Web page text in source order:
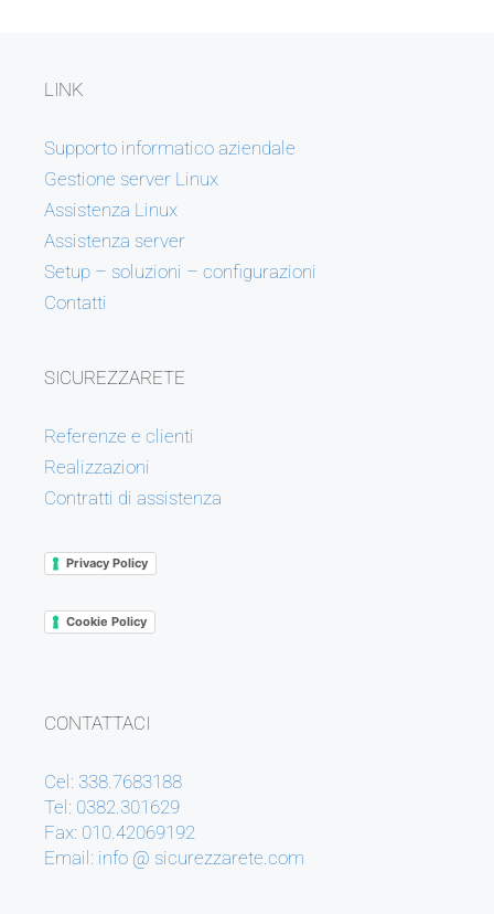
LINK
Supporto informatico aziendale
Gestione server Linux
Assistenza Linux
Assistenza server
Setup – soluzioni – configurazioni
Contatti
SICUREZZARETE
Referenze e clienti
Realizzazioni
Contratti di assistenza
Privacy Policy
Cookie Policy
CONTATTACI
Cel: 338.7683188
Tel: 0382.301629
Fax: 010.42069192
Email: info @ sicurezzarete.com